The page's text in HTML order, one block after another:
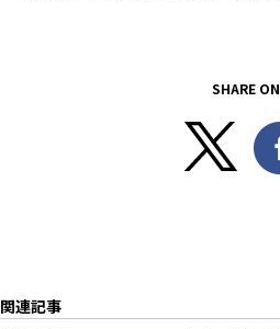
SHARE ON
関連記事